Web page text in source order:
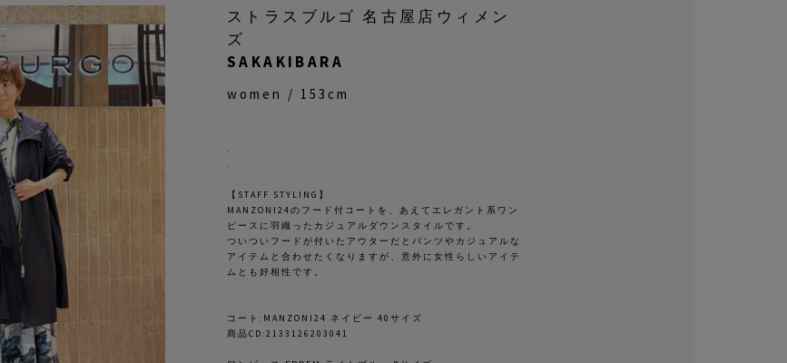
ストラスブルゴ 名古屋店ウィメン
ズ
SAKAKIBARA
women / 153cm
.
.
【STAFF STYLING】
MANZONI24のフード付コートを、あえてエレガント系ワン
ピースに羽織ったカジュアルダウンスタイルです。
ついついフードが付いたアウターだとパンツやカジュアルな
アイテムと合わせたくなりますが、意外に女性らしいアイテ
ムとも好相性です。
コート:MANZONI24 ネイビー 40サイズ
商品CD:2133126203041